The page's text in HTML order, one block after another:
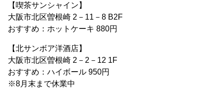
【喫茶サンシャイン】
大阪市北区曽根崎 2－11－8 B2F
おすすめ：ホットケーキ 880円
【北サンボア洋酒店】
大阪市北区曽根崎 2－2－12 1F
おすすめ：ハイボール 950円
※8月末まで休業中